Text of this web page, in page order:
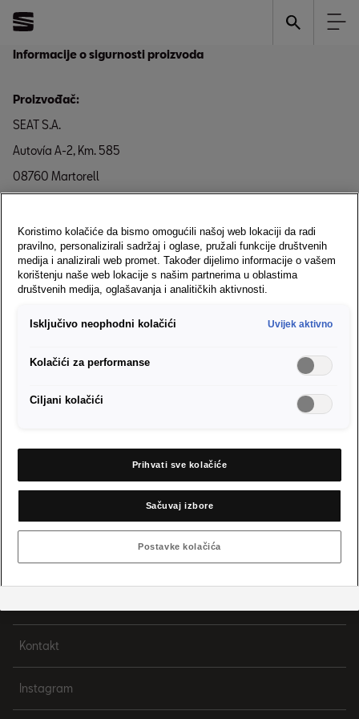
Informacije o sigurnosti proizvoda
Proizvođač:
SEAT S.A.
Autovía A-2, Km. 585
08760 Martorell
*Informacije o sigurnosti proizvoda dio su Uputa za upotrebu
vozila.
Informacije o sigurnosti proizvoda
Kontakt
Instagram
Koristimo kolačiće da bismo omogućili našoj web lokaciji da radi
pravilno, personalizirali sadržaj i oglase, pružali funkcije društvenih
medija i analizirali web promet. Također dijelimo informacije o vašem
korištenju naše web lokacije s našim partnerima u oblastima
društvenih medija, oglašavanja i analitičkih aktivnosti.
Isključivo neophodni kolačići Uvijek aktivno
Kolačići za performanse
Ciljani kolačići
Prihvati sve kolačiće
Sačuvaj izbore
Postavke kolačića